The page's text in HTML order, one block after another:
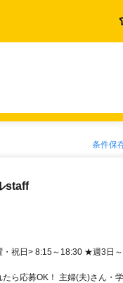
条件保
staff
祝日> 8:15～18:30 ★週3日
ら応募OK！ 主婦(夫)さん・